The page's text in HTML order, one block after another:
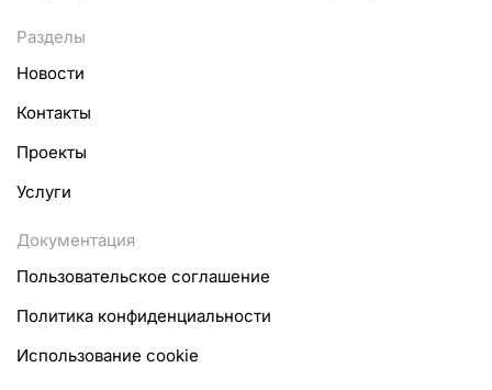
Разделы
Новости
Контакты
Проекты
Услуги
Документация
Пользовательское соглашение
Политика конфиденциальности
Использование cookie